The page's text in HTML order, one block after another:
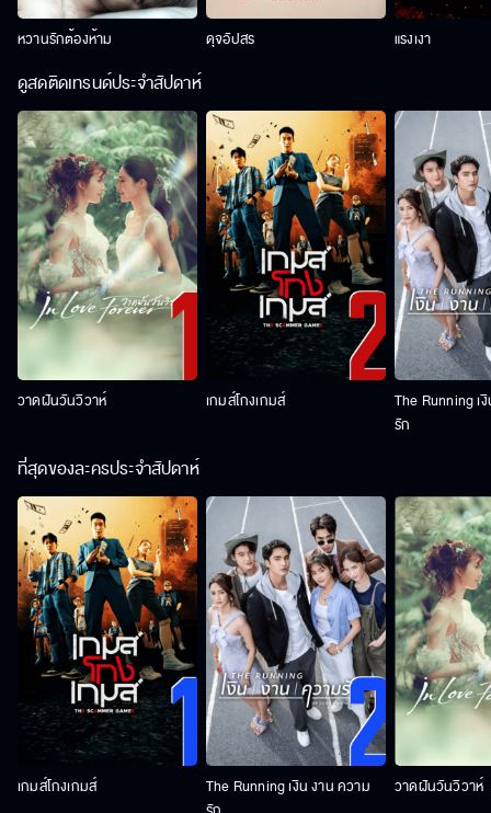
หวานรักต้องห้าม ดุจอัปสร แรงเงา
ดูสดติดเทรนด์ประจำสัปดาห์
วาดฝันวันวิวาห์ เกมส์โกงเกมส์
The Running เ
รัก
ที่สุดของละครประจำสัปดาห์
เกมส์โกงเกมส์
The Running เงิน งาน ความ
วาดฝันวันวิวาห์